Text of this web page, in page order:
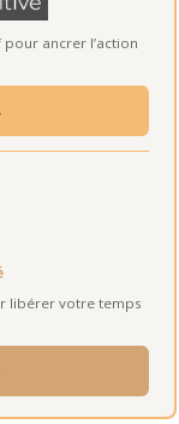
ancrer l’action
libérer votre temps